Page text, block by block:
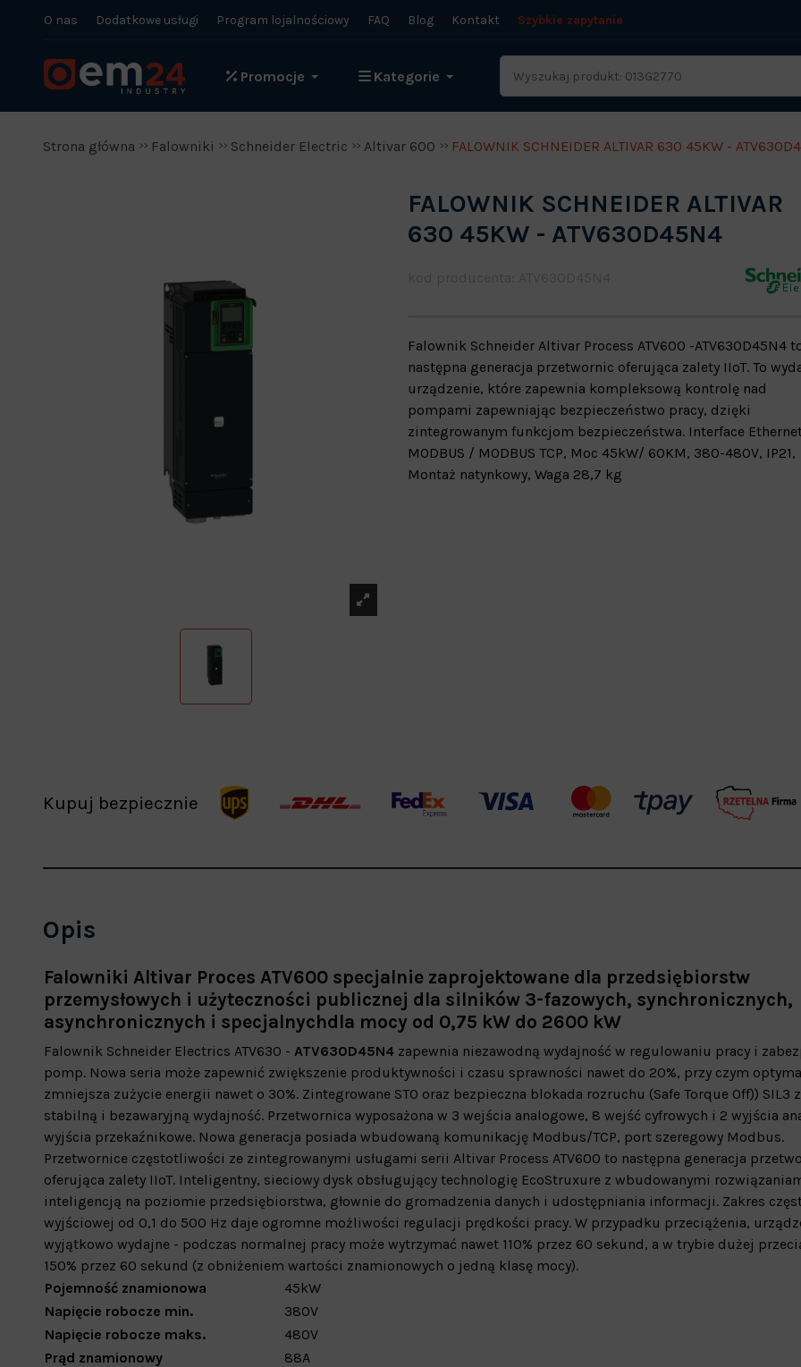
O nas Dodatkowe usługi Program lojalnościowy FAQ Blog Kontakt Szybkie zapytanie
Promocje Kategorie
Strona główna Falowniki Schneider Electric Altivar 600 FALOWNIK SCHNEIDER ALTIVAR 630 45KW -
FALOWNIK SCHNEIDER ALTIVAR
630 45KW - ATV630D45N4
Falownik Schneider Altivar Process ATV600 -ATV630D45N4
następna generacja przetwornic oferująca zalety IIoT. To
urządzenie, które zapewnia kompleksową kontrolę nad
pompami zapewniając bezpieczeństwo pracy, dzięki
zintegrowanym funkcjom bezpieczeństwa. Interface
MODBUS / MODBUS TCP, Moc 45kW/ 60KM, 380-480V, IP21,
Montaż natynkowy, Waga 28,7 kg
Kupuj bezpiecznie
Opis
Falowniki Altivar Proces ATV600 specjalnie zaprojektowane dla przedsiębiorstw
przemysłowych i użyteczności publicznej dla silników 3-fazowych, synchronicznych,
asynchronicznych i specjalnychdla mocy od 0,75 kW do 2600 kW
Falownik Schneider Electrics ATV630 - ATV630D45N4 zapewnia niezawodną wydajność w regulowaniu pracy i
pomp. Nowa seria może zapewnić zwiększenie produktywności i czasu sprawności nawet do 20%, przy czym
zmniejsza zużycie energii nawet o 30%. Zintegrowane STO oraz bezpieczna blokada rozruchu (Safe Torque Off)) SIL3
stabilną i bezawaryjną wydajność. Przetwornica wyposażona w 3 wejścia analogowe, 8 wejść cyfrowych i 2 wyjścia
wyjścia przekaźnikowe. Nowa generacja posiada wbudowaną komunikację Modbus/TCP, port szeregowy Modbus.
Przetwornice częstotliwości ze zintegrowanymi usługami serii Altivar Process ATV600 to następna generacja
oferująca zalety IIoT. Inteligentny, sieciowy dysk obsługujący technologię EcoStruxure z wbudowanymi
inteligencją na poziomie przedsiębiorstwa, głownie do gromadzenia danych i udostępniania informacji. Zakres
wyjściowej od 0,1 do 500 Hz daje ogromne możliwości regulacji prędkości pracy. W przypadku przeciążenia,
wyjątkowo wydajne - podczas normalnej pracy może wytrzymać nawet 110% przez 60 sekund, a w trybie dużej
150% przez 60 sekund (z obniżeniem wartości znamionowych o jedną klasę mocy).
Pojemność znamionowa
45kW
Napięcie robocze min.
380V
Napięcie robocze maks.
480V
Prąd znamionowy
88A